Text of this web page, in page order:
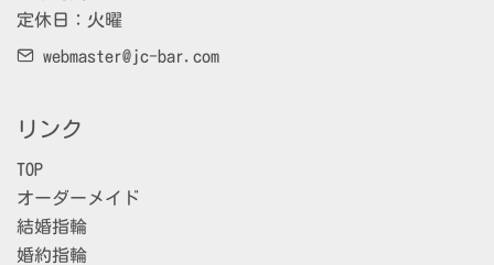
定休日：火曜
webmaster@jc-bar.com
リンク
TOP
オーダーメイド
結婚指輪
婚約指輪